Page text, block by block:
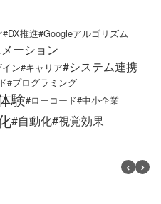
#DX推進#Googleアルゴリズム
ーション
ン#キャリア#システム連携
#プログラミング
験#ローコード#中小企業
#自動化#視覚効果